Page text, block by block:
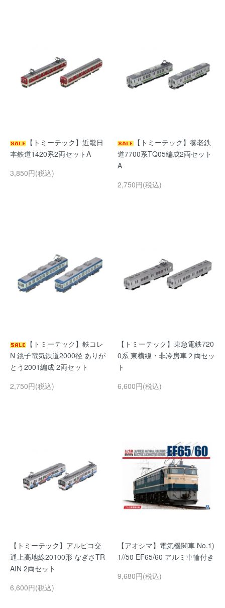
【トミーテック】近畿日
本鉄道1420系2両セットA
3,850円(税込)
【トミーテック】養老鉄
道7700系TQ05編成2両セット
A
2,750円(税込)
【トミーテック】鉄コレ
N 銚子電気鉄道2000径 ありが
とう2001編成 2両セット
2,750円(税込)
【トミーテック】東急電鉄720
0系 東横線・非冷房車２両セッ
ト
6,600円(税込)
【トミーテック】アルピコ交
通上高地線20100形 なぎさTR
AIN 2両セット
6,600円(税込)
【アオシマ】電気機関車 No.1)
1//50 EF65/60 アルミ車輪付き
9,680円(税込)